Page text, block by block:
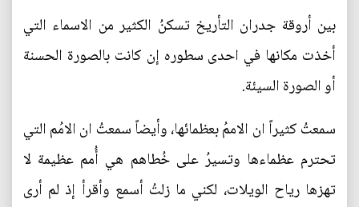
بين أروقة جدران التأريخ تسكنُ الكثير من الاسماء التي
أخذت مكانها في احدى سطوره إن كانت بالصورة الحسنة
أو الصورة السيئة.
سمعتُ كثيراً ان الاممُ بعظمائها، وأيضاً سمعتُ ان الامُم التي
تحترم عظماءها وتسيرُ على خُطاهم هي أُمم عظيمة لا
تهزها رياح الويلات، لكني ما زلتُ أسمع وأقرأ إذ لم أرى